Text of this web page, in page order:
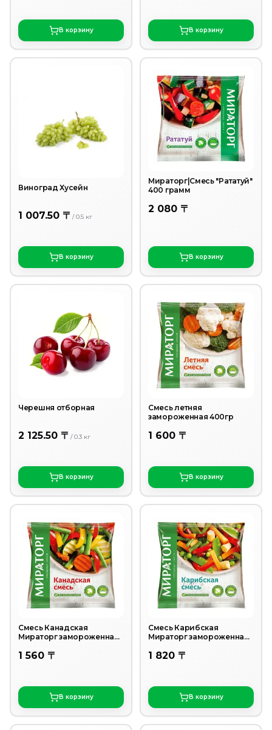
В корзину В корзину
Виноград Хусейн
1 007.50 〒 /0.5 кг
В корзину
Мираторг|Смесь "Рататуй"
400 грамм
2 080 〒
В корзину
Черешня отборная
2 125.50 〒 /0.3 кг
В корзину
Смесь летняя
замороженная 400гр
1 600 〒
В корзину
Смесь Канадская
Мираторг замороженная
1 560 〒
В корзину
Смесь Карибская
Мираторг замороженная
1 820 〒
В корзину